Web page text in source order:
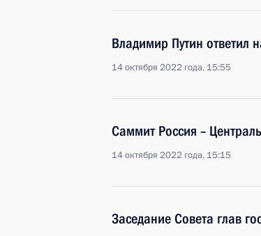
Владимир Путин ответил
14 октября 2022 года, 15:55
Саммит Россия –
14 октября 2022 года, 15:15
Заседание Совета глав